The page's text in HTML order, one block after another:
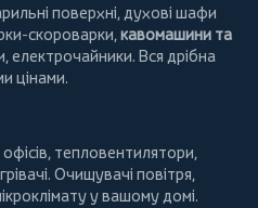
поверхні, духові шафи
скороварки,кавомашини та
,електрочайники. Вся дрібна
цінами.
тепловентилятори,
. Очищувачі повітря,
у вашому домі.